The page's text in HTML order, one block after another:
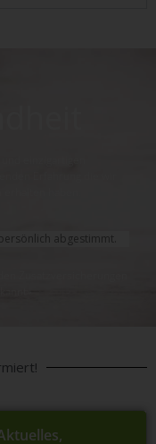
einzigartigen
Erfahrung die wir
haben.
abgestimmt.
Zusatzversicherungen